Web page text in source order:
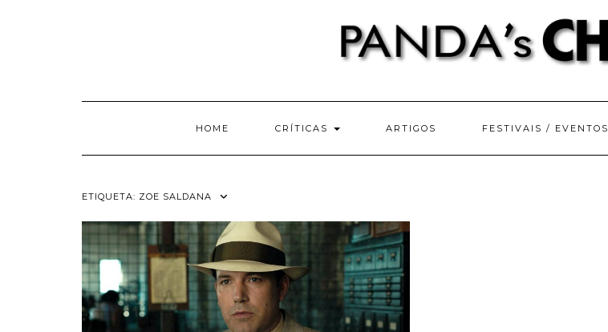
HOME CRÍTICAS ARTIGOS FESTIVAIS / EVENTOS
ETIQUETA: ZOE SALDANA